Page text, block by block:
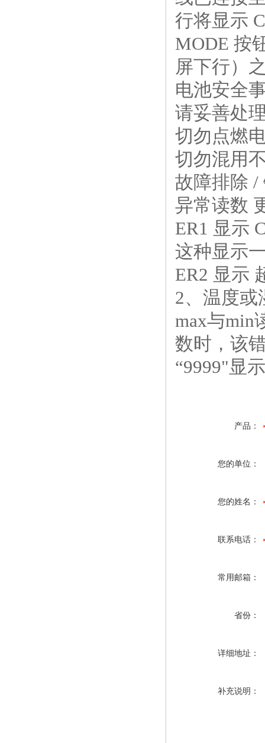
行将显示
MODE 按
屏下行）
电池安全
请妥善处
切勿点燃
切勿混用
故障排除 /
异常读数
ER1 显示
这种显示
ER2 显示
2、温度或
max与min
数时，该
“9999"显
产品：
您的单位：
您的姓名：
联系电话：
常用邮箱：
省份：
详细地址：
补充说明：